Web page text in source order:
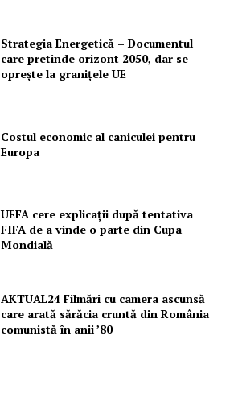
Strategia Energetică – Documentul
care pretinde orizont 2050, dar se
oprește la granițele UE
Costul economic al caniculei pentru
Europa
UEFA cere explicații după tentativa
FIFA de a vinde o parte din Cupa
Mondială
AKTUAL24 Filmări cu camera ascunsă
care arată sărăcia cruntă din România
comunistă în anii ’80